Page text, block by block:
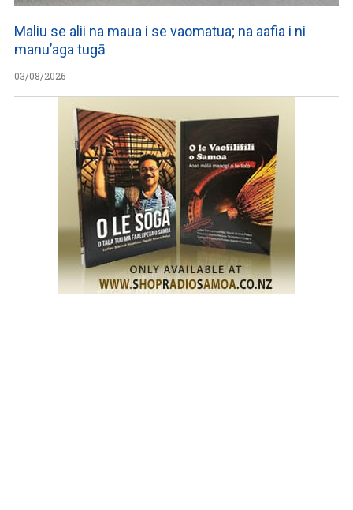
Maliu se alii na maua i se vaomatua; na aafia i ni
manu’aga tugā
03/08/2026